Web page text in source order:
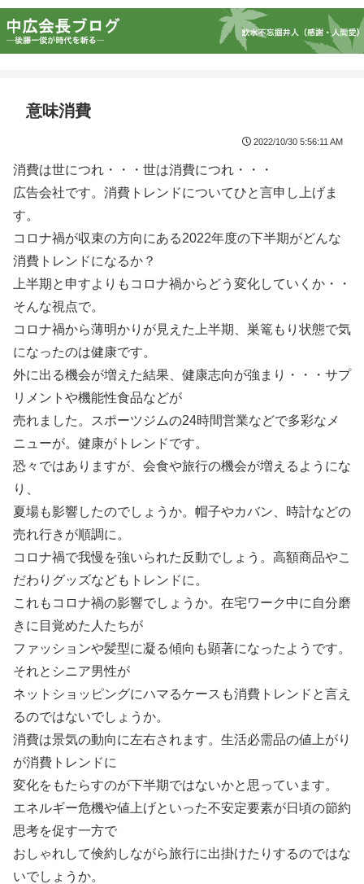
意味消費
2022/10/30 5:56:11 AM
消費は世につれ・・・世は消費につれ・・・
広告会社です。消費トレンドについてひと言申し上げま
す。
コロナ禍が収束の方向にある2022年度の下半期がどんな
消費トレンドになるか？
上半期と申すよりもコロナ禍からどう変化していくか・・
そんな視点で。
コロナ禍から薄明かりが見えた上半期、巣篭もり状態で気
になったのは健康です。
外に出る機会が増えた結果、健康志向が強まり・・・サプ
リメントや機能性食品などが
売れました。スポーツジムの24時間営業などで多彩なメ
ニューが。健康がトレンドです。
恐々ではありますが、会食や旅行の機会が増えるようにな
り、
夏場も影響したのでしょうか。帽子やカバン、時計などの
売れ行きが順調に。
コロナ禍で我慢を強いられた反動でしょう。高額商品やこ
だわりグッズなどもトレンドに。
これもコロナ禍の影響でしょうか。在宅ワーク中に自分磨
きに目覚めた人たちが
ファッションや髪型に凝る傾向も顕著になったようです。
それとシニア男性が
ネットショッピングにハマるケースも消費トレンドと言え
るのではないでしょうか。
消費は景気の動向に左右されます。生活必需品の値上がり
が消費トレンドに
変化をもたらすのが下半期ではないかと思っています。
エネルギー危機や値上げといった不安定要素が日頃の節約
思考を促す一方で
おしゃれして倹約しながら旅行に出掛けたりするのではな
いでしょうか。